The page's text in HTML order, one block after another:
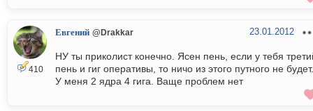
410
Евгений @Drakkar 23.01.2012
НУ ты приколист конечно. Ясен пень, если у тебя
пень и гиг оперативы, то ничо из этого путного не будет.
У меня 2 ядра 4 гига. Ваще проблем нет